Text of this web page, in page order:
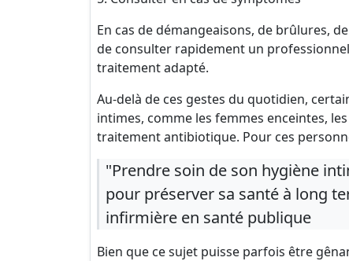
En cas de démangeaisons, de brûlures,
de consulter rapidement un
traitement adapté.
Au-delà de ces gestes du quotidien,
intimes, comme les femmes enceintes,
traitement antibiotique. Pour ces
"Prendre soin de son hygiène
pour préserver sa santé à long
infirmière en santé publique
Bien que ce sujet puisse parfois être